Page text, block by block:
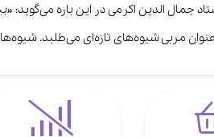
جمال الدین اکرمی در این باره
مربی شیوه‌های تازه‌ای می‌طلبد.